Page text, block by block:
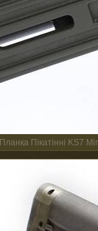
Планка Пікатінні KS7